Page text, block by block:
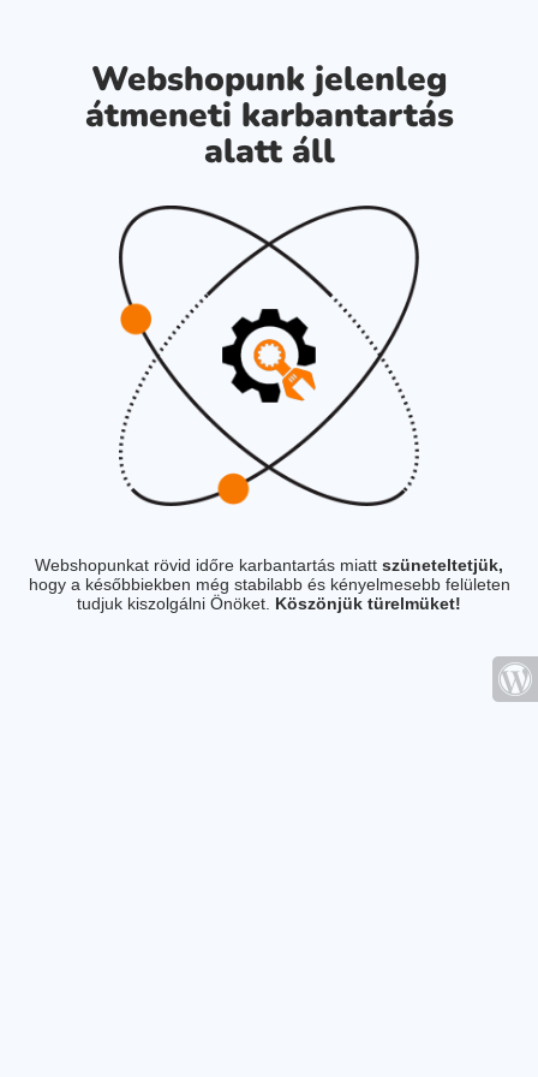
Webshopunk jelenleg
átmeneti karbantartás
alatt áll
Webshopunkat rövid időre karbantartás miatt szüneteltetjük,
hogy a későbbiekben még stabilabb és kényelmesebb felületen
tudjuk kiszolgálni Önöket. Köszönjük türelmüket!